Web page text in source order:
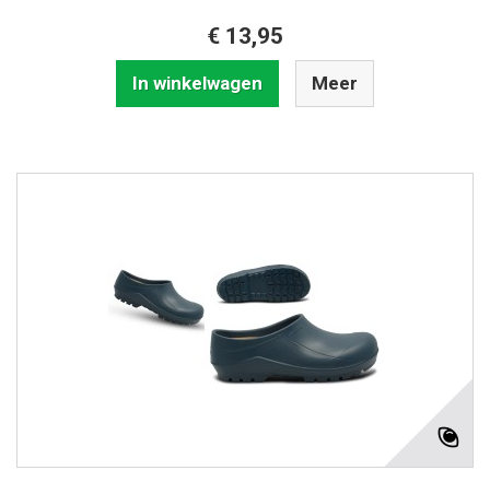
€ 13,95
In winkelwagen Meer